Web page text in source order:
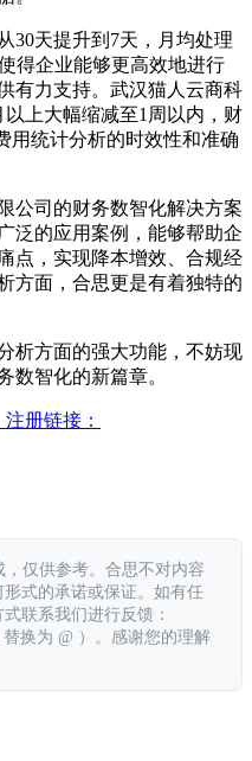
30天提升到7天，月均处理
得企业能够更高效地进行
有力支持。武汉猫人云商科
上大幅缩减至1周以内，财
用统计分析的时效性和准确
公司的财务数智化解决方案
泛的应用案例，能够帮助企
点，实现降本增效、合规经
方面，合思更是有着独特的
析方面的强大功能，不妨现
数智化的新篇章。
册链接：
仅供参考。合思不对内容
式的承诺或保证。如有任
联系我们进行反馈：
替换为 @ ）。感谢您的理解